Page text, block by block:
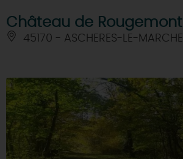
Château de Rougemont
45170 - ASCHERES-LE-MARCHE